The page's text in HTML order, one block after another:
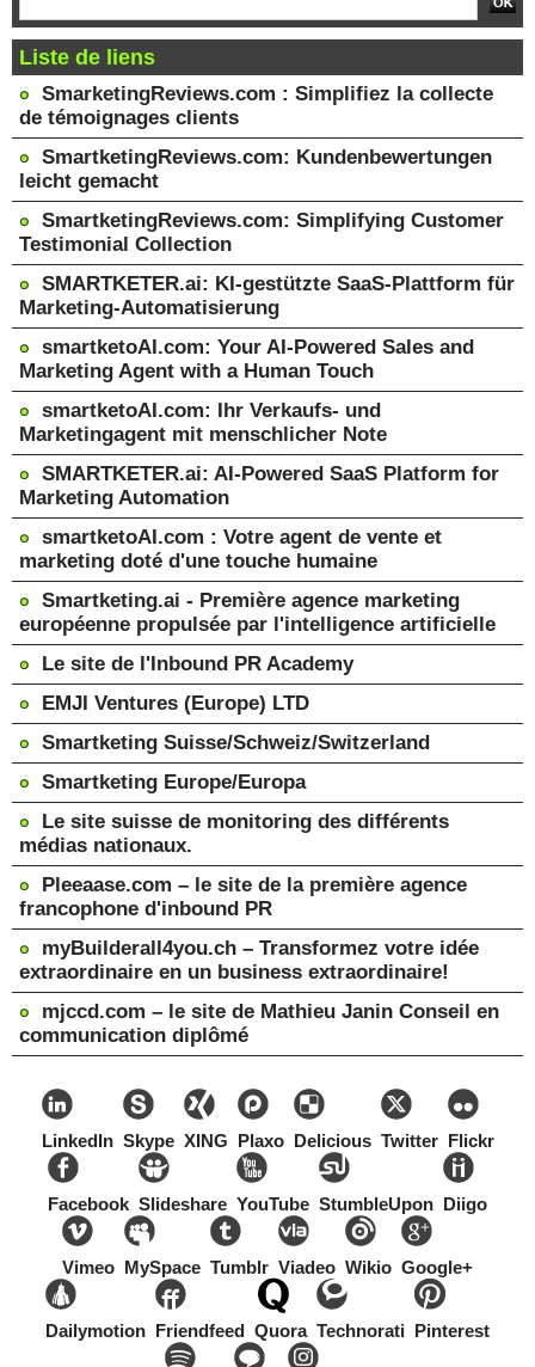
Liste de liens
SmarketingReviews.com : Simplifiez la collecte
de témoignages clients
SmartketingReviews.com: Kundenbewertungen
leicht gemacht
SmartketingReviews.com: Simplifying Customer
Testimonial Collection
SMARTKETER.ai: KI-gestützte SaaS-Plattform für
Marketing-Automatisierung
smartketoAI.com: Your AI-Powered Sales and
Marketing Agent with a Human Touch
smartketoAI.com: Ihr Verkaufs- und
Marketingagent mit menschlicher Note
SMARTKETER.ai: AI-Powered SaaS Platform for
Marketing Automation
smartketoAI.com : Votre agent de vente et
marketing doté d'une touche humaine
Smartketing.ai - Première agence marketing
européenne propulsée par l'intelligence artificielle
Le site de l'Inbound PR Academy
EMJI Ventures (Europe) LTD
Smartketing Suisse/Schweiz/Switzerland
Smartketing Europe/Europa
Le site suisse de monitoring des différents
médias nationaux.
Pleeaase.com – le site de la première agence
francophone d'inbound PR
myBuilderall4you.ch – Transformez votre idée
extraordinaire en un business extraordinaire!
mjccd.com – le site de Mathieu Janin Conseil en
communication diplômé
LinkedIn Skype XING Plaxo Delicious Twitter Flickr
Facebook Slideshare YouTube StumbleUpon Diigo
Vimeo MySpace Tumblr Viadeo Wikio Google+
Dailymotion Friendfeed Quora Technorati Pinterest